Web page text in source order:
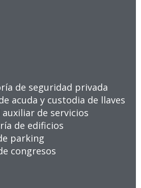
de seguridad privada
acuda y custodia de llaves
auxiliar de servicios
de edificios
parking
congresos